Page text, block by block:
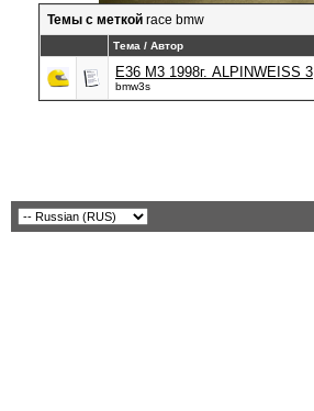
Темы с меткой race bmw
Тема / Автор
E36 M3 1998г. ALPINWEISS 3
bmw3s